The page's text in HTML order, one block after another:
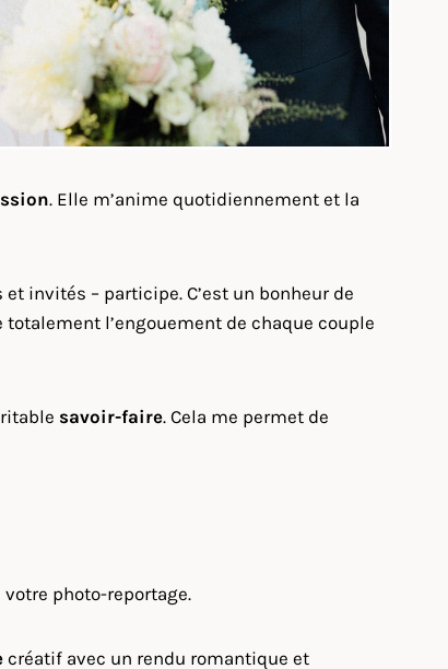
. Elle m’anime quotidiennement et la
invités – participe. C’est un bonheur de
l’engouement de chaque couple
savoir-faire. Cela me permet de
photo-reportage.
créatif avec un rendu romantique et